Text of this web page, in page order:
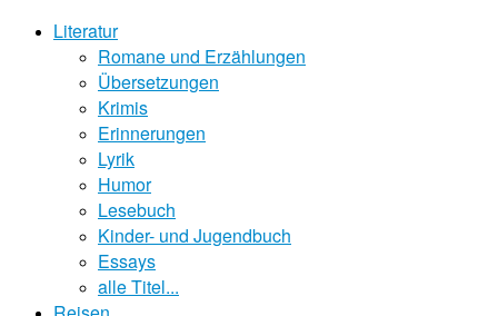
Literatur
Romane und Erzählungen
Übersetzungen
Krimis
Erinnerungen
Lyrik
Humor
Lesebuch
Kinder- und Jugendbuch
Essays
alle Titel...